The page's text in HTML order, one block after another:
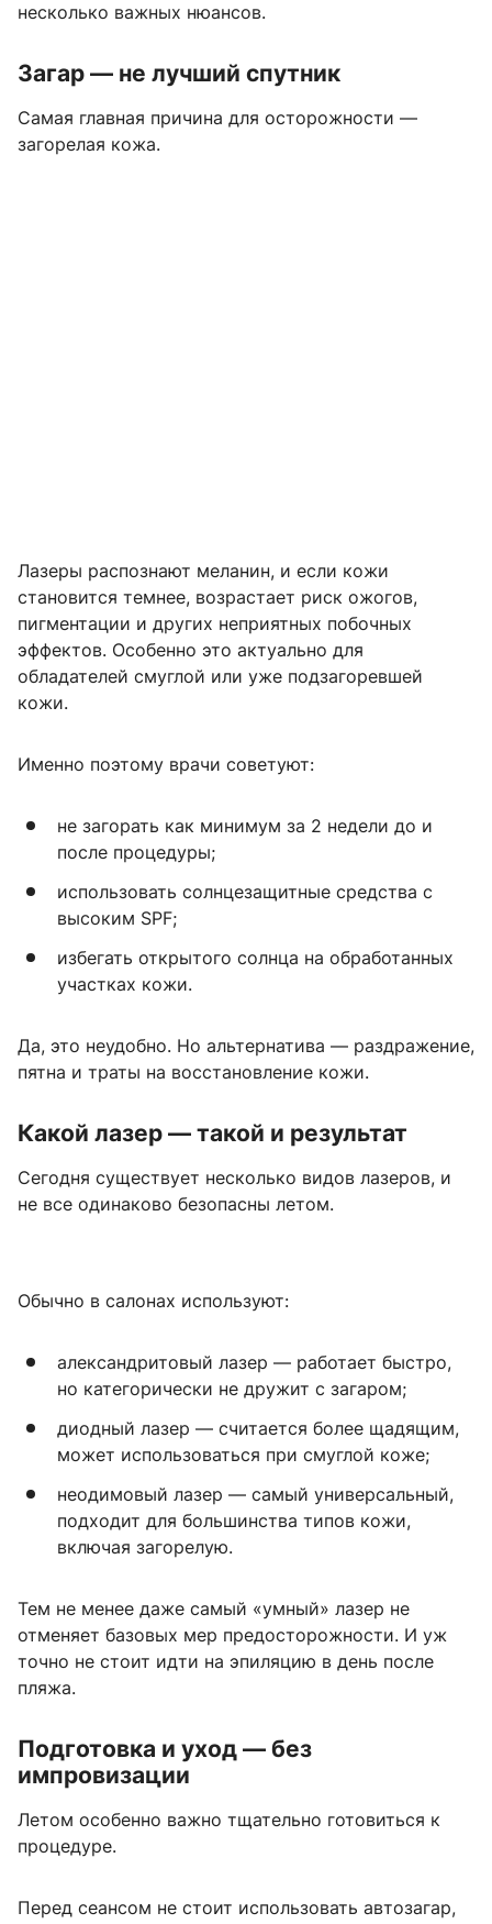
несколько важных нюансов.
Загар — не лучший спутник
Самая главная причина для осторожности —
загорелая кожа.
Лазеры распознают меланин, и если кожи
становится темнее, возрастает риск ожогов,
пигментации и других неприятных побочных
эффектов. Особенно это актуально для
обладателей смуглой или уже подзагоревшей
кожи.
Именно поэтому врачи советуют:
не загорать как минимум за 2 недели до и
после процедуры;
использовать солнцезащитные средства с
высоким SPF;
избегать открытого солнца на обработанных
участках кожи.
Да, это неудобно. Но альтернатива — раздражение,
пятна и траты на восстановление кожи.
Какой лазер — такой и результат
Сегодня существует несколько видов лазеров, и
не все одинаково безопасны летом.
Обычно в салонах используют:
александритовый лазер — работает быстро,
но категорически не дружит с загаром;
диодный лазер — считается более щадящим,
может использоваться при смуглой коже;
неодимовый лазер — самый универсальный,
подходит для большинства типов кожи,
включая загорелую.
Тем не менее даже самый «умный» лазер не
отменяет базовых мер предосторожности. И уж
точно не стоит идти на эпиляцию в день после
пляжа.
Подготовка и уход — без
импровизации
Летом особенно важно тщательно готовиться к
процедуре.
Перед сеансом не стоит использовать автозагар,